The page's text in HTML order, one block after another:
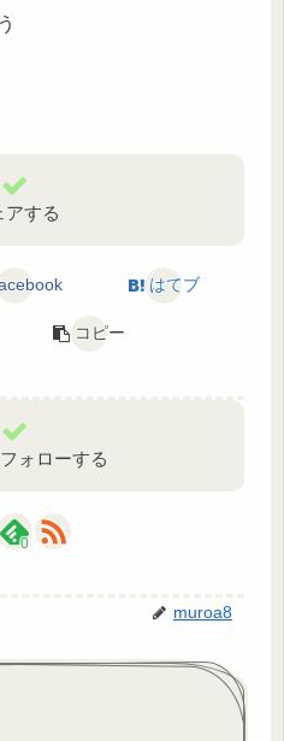
アする
はてブ
コピー
ォローする
0
muroa8